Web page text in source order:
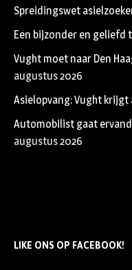
Spreidingswet
Een bijzonder en geliefd
Vught moet naar Den
augustus 2026
Asielopvang: Vught
Automobilist gaat
augustus 2026
LIKE ONS OP FACEBOOK!